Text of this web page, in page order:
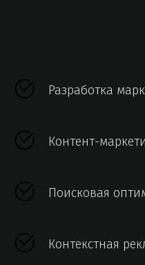
Разработка
Контент-
Поисковая
Контекстная